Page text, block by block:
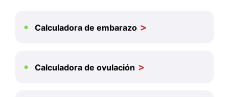
Calculadora de embarazo
Calculadora de ovulación